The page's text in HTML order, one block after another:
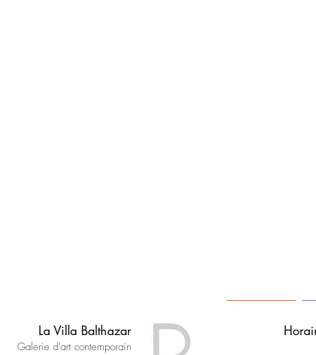
La Villa Balthazar
Galerie d'art contemporain